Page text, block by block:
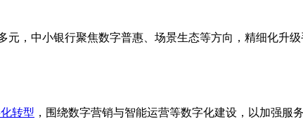
元，中小银行聚焦数字普惠、场景生态等方向，精细化升
转型 ，围绕数字营销与智能运营等数字化建设，以加强